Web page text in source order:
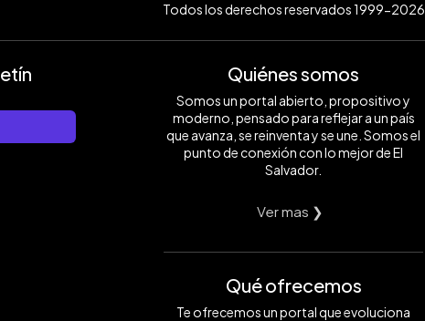
Todos los derechos reservados 1999-2026
Quiénes somos
Somos un portal abierto, propositivo y
moderno, pensado para reflejar a un país
que avanza, se reinventa y se une. Somos el
punto de conexión con lo mejor de El
Salvador.
Ver mas ❯
Qué ofrecemos
Te ofrecemos un portal que evoluciona